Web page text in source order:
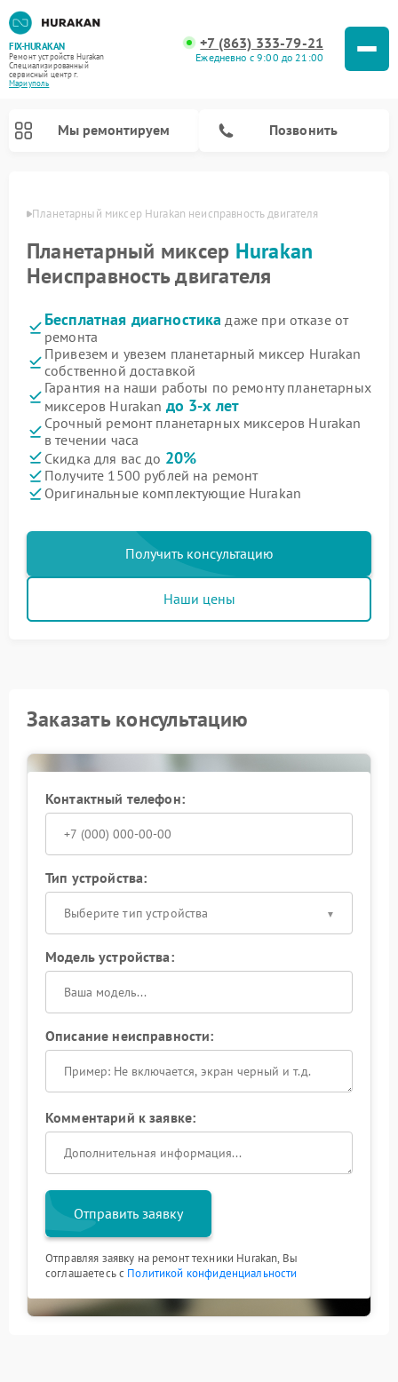
FIX-HURAKAN
Ремонт устройств Hurakan
Специализированный
cервисный центр г.
Мариуполь
+7 (863) 333-79-21
Ежедневно с 9:00 до 21:00
Мы ремонтируем Позвонить
Планетарный миксер Hurakan неисправность двигателя
Планетарный миксер Hurakan
Неисправность двигателя
Бесплатная диагностика даже при отказе от
ремонта
Привезем и увезем планетарный миксер Hurakan
собственной доставкой
Гарантия на наши работы по ремонту планетарных
миксеров Hurakan до 3-х лет
Срочный ремонт планетарных миксеров Hurakan
в течении часа
Скидка для вас до 20%
Получите 1500 рублей на ремонт
Оригинальные комплектующие Hurakan
Получить консультацию
Наши цены
Заказать консультацию
Контактный телефон:
Тип устройства:
Выберите тип устройства
Модель устройства:
Описание неисправности:
Комментарий к заявке:
Отправить заявку
Отправляя заявку на ремонт техники Hurakan, Вы
соглашаетесь с Политикой конфиденциальности